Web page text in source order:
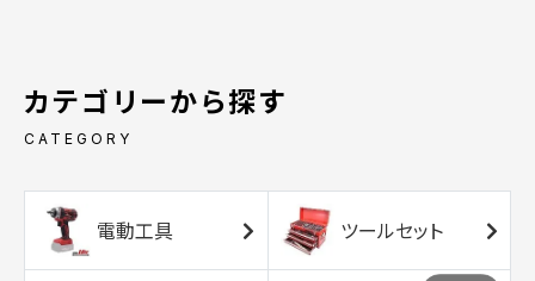
カテゴリーから探す
CATEGORY
電動工具 ツールセット